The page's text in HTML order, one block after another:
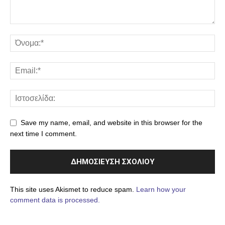
Save my name, email, and website in this browser for the
next time I comment.
This site uses Akismet to reduce spam. Learn how your
comment data is processed.